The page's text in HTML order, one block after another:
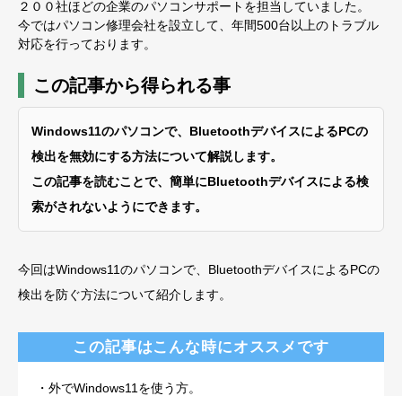
２００社ほどの企業のパソコンサポートを担当していました。
今ではパソコン修理会社を設立して、年間500台以上のトラブル
対応を行っております。
この記事から得られる事
Windows11のパソコンで、BluetoothデバイスによるPCの
検出を無効にする方法について解説します。
この記事を読むことで、簡単にBluetoothデバイスによる検
索がされないようにできます。
今回はWindows11のパソコンで、BluetoothデバイスによるPCの
検出を防ぐ方法について紹介します。
この記事はこんな時にオススメです
・外でWindows11を使う方。